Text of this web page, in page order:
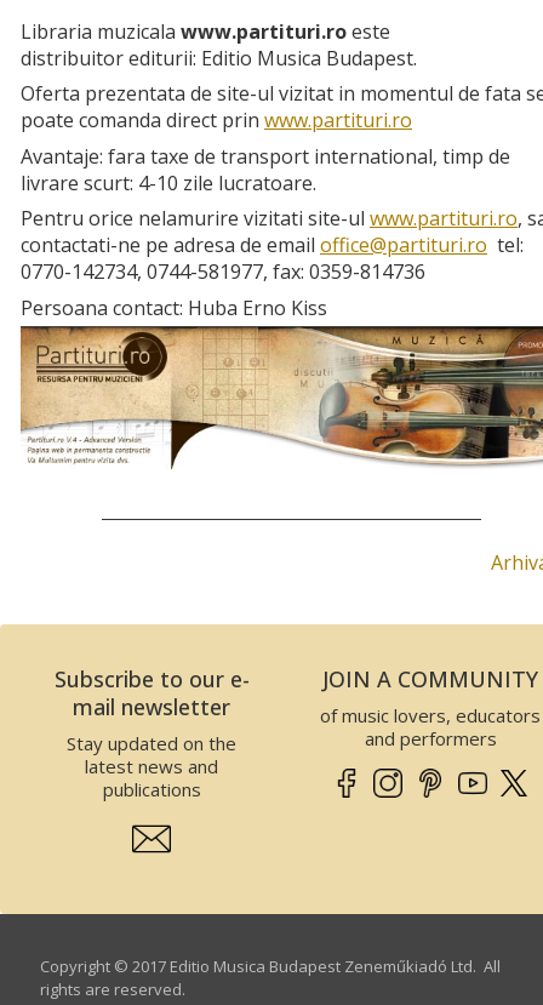
Libraria muzicala www.partituri.roeste
distribuitor editurii: Editio Musica Budapest.
Oferta prezentata de site-ul vizitat in momentul de fata
poate comanda direct prin www.partituri.ro
Avantaje: fara taxe de transport international, timp de
livrare scurt: 4-10 zile lucratoare.
Pentru orice nelamurire vizitati site-ul www.partituri.ro,
contactati-ne pe adresa de email office­@­partituri.ro tel:
0770-142734, 0744-581977, fax: 0359-814736
Persoana contact: Huba Erno Kiss
Subscribe to our e-
mail newsletter
Stay updated on the
latest news and
publications
JOIN A COMMUNITY
of music lovers, educators
and performers
Copyright © 2017 Editio Musica Budapest Zeneműkiadó Ltd. All
rights are reserved.